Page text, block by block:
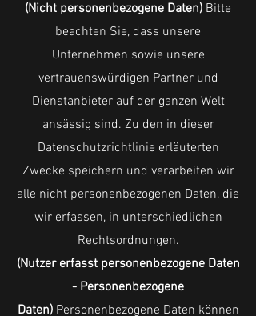
(Nicht personenbezogene Daten) Bitte
beachten Sie, dass unsere
Unternehmen sowie unsere
vertrauenswürdigen Partner und
Dienstanbieter auf der ganzen Welt
ansässig sind. Zu den in dieser
Datenschutzrichtlinie erläuterten
Zwecke speichern und verarbeiten wir
alle nicht personenbezogenen Daten, die
wir erfassen, in unterschiedlichen
Rechtsordnungen.
(Nutzer erfasst personenbezogene Daten
- Personenbezogene
Daten) Personenbezogene Daten können